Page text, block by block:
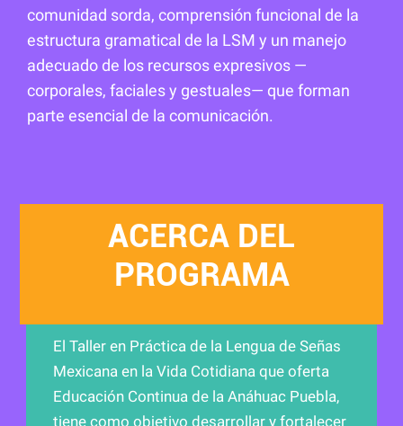
comunidad sorda, comprensión funcional de la
estructura gramatical de la LSM y un manejo
adecuado de los recursos expresivos —
corporales, faciales y gestuales— que forman
parte esencial de la comunicación.
ACERCA DEL
PROGRAMA
El Taller en Práctica de la Lengua de Señas
Mexicana en la Vida Cotidiana que oferta
Educación Continua de la Anáhuac Puebla,
tiene como objetivo desarrollar y fortalecer